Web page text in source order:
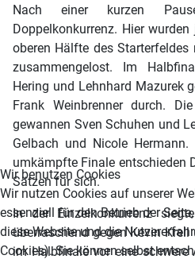
Nach einer kurzen
Doppelkonkurrenz. Hier
oberen Hälfte des
zusammengelost. Im
Hering und Lehnhard Mazurek
Frank Weinbrenner durch.
gewannen Sven Schuhen und
Gelbach und Nicole
umkämpfte Finale entschieden
Sätzen für sich.
In der Einzelkonkurrenz
überraschend gegen Kevin
im Halbfinale vor eine schwere
Wir benutzen Cookies
Wir nutzen Cookies auf unserer
essenziell für den Betrieb der
diese Website und die
Cookies). Sie können selbst